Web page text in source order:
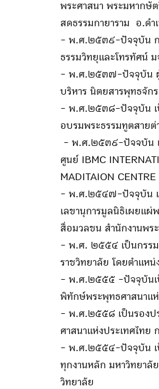
พระศาสนา พระมหากษั
สดธรรมกายาราม อ.ด
- พ.ศ.๒๕๓๙-ปัจจุบัน ก
ธรรมวิทยุและโทรทัศน์ ม
- พ.ศ.๒๕๓๗-ปัจจุบัน ผู้
บริหาร นิตยสารพุทธจัก
- พ.ศ.๒๕๓๘-ปัจจุบัน เ
อบรมพระธรรมทูตสายต่
- พ.ศ.๒๕๓๙-ปัจจบัน เ
ศูนย์ IBMC
MADITAION CENTRE
- พ.ศ.๒๕๔๗-ปัจจุบัน เ
เลขานุการมูลนิธิเผยแผ่
สื่อมวลชน สำนักงานพร
- พ.ศ. ๒๕๕๔ เป็นกรร
ราชวิทยาลัย โดยตำแหน่
- พ.ศ.๒๕๕๕ -ปัจจุบันเ
พิทักษ์พระพุทธศาสนาแห่
- พ.ศ.๒๕๕๘ เป็นรองป
ศาสนาแห่งประเทศไทย
- พ.ศ.๒๕๕๔-ปัจจุบัน เ
ทุกงานหลัก มหาวิทยาลั
วิทยาลัย